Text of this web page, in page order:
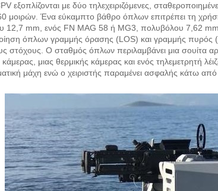
εξοπλίζονται με δύο τηλεχειριζόμενες,
μοιρών. Ένα εύκαμπτο βάθρο όπλων επιτρέπει τη
12,7 mm, ενός FN MAG 58 ή MG3, πολυβόλου 7,62
όπλων γραμμής όρασης (LOS) και γραμμής πυρός
στόχους. Ο σταθμός όπλων περιλαμβάνει μια σουίτα
μιας θερμικής κάμερας και ενός τηλεμετρητή
μάχη ενώ ο χειριστής παραμένει ασφαλής κάτω